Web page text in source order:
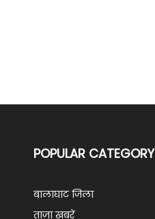
POPULAR CATEGORY
बालाघाट जिला
ताज़ा ख़बरें